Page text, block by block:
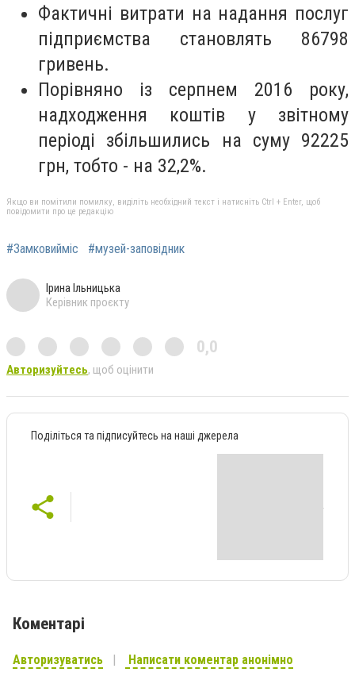
Фактичні витрати на надання послуг
підприємства становлять 86798
гривень.
Порівняно із серпнем 2016 року,
надходження коштів у звітному
періоді збільшились на суму 92225
грн, тобто - на 32,2%.
Якщо ви помітили помилку, виділіть необхідний текст і натисніть Ctrl + Enter, щоб
повідомити про це редакцію
#Замковийміс #музей-заповідник
Ірина Ільницька
Керівник проєкту
0,0
Авторизуйтесь, щоб оцінити
Поділіться та підписуйтесь на наші джерела
Коментарі
Авторизуватись Написати коментар анонімно